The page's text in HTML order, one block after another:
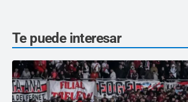
Te puede interesar